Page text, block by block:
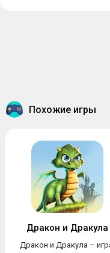
Похожие игры
Дракон и Дракула
Дракон и Дракула –